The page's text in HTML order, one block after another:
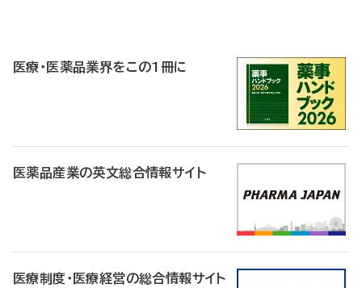
医療・医薬品業界をこの1冊に
医薬品産業の英文総合情報サイト
医療制度・医療経営の総合情報サイト